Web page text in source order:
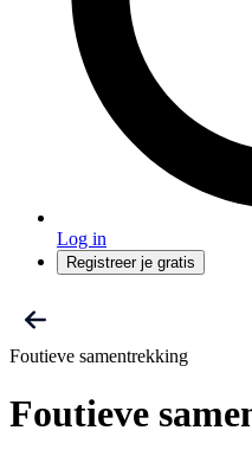
Log in
Registreer je gratis
Foutieve samentrekking
Foutieve